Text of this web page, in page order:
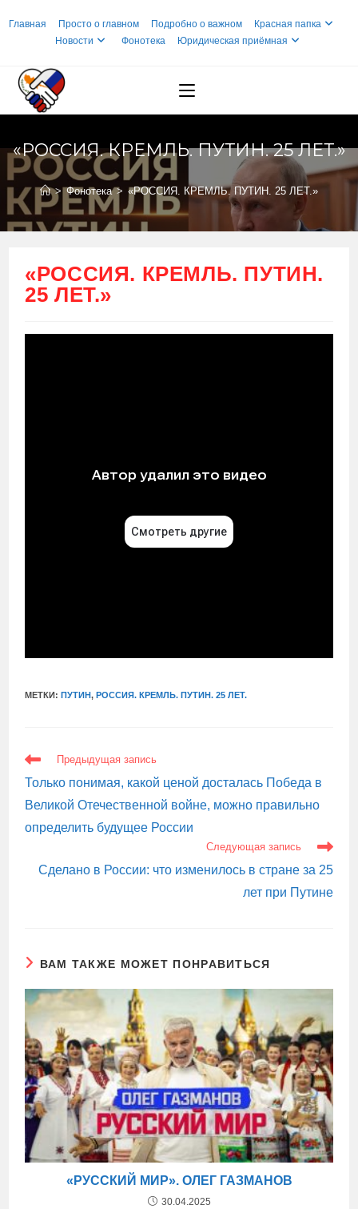
Главная Просто о главном Подробно о важном
Красная папка
Новости
Фонотека Юридическая приёмная
«РОССИЯ. КРЕМЛЬ. ПУТИН. 25 ЛЕТ.»
> Фонотека > «РОССИЯ. КРЕМЛЬ. ПУТИН. 25 ЛЕТ.»
«РОССИЯ. КРЕМЛЬ. ПУТИН.
25 ЛЕТ.»
МЕТКИ:ПУТИН, РОССИЯ. КРЕМЛЬ. ПУТИН. 25 ЛЕТ.
ЕЩЕ
СТАТЬИ
Предыдущая запись
Только понимая, какой ценой досталась Победа в
Великой Отечественной войне, можно правильно
определить будущее России
Следующая запись
Сделано в России: что изменилось в стране за 25
лет при Путине
ВАМ ТАКЖЕ МОЖЕТ ПОНРАВИТЬСЯ
«РУССКИЙ МИР». ОЛЕГ ГАЗМАНОВ
30.04.2025